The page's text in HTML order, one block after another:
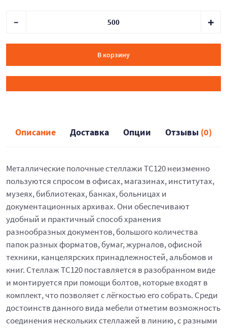
В корзину
Описание Доставка Опции Отзывы (0)
Металлические полочные стеллажи ТС120 неизменно
пользуются спросом в офисах, магазинах, институтах,
музеях, библиотеках, банках, больницах и
документационных архивах. Они обеспечивают
удобный и практичный способ хранения
разнообразных документов, большого количества
папок разных форматов, бумаг, журналов, офисной
техники, канцелярских принадлежностей, альбомов и
книг. Стеллаж ТС120 поставляется в разобранном виде
и монтируется при помощи болтов, которые входят в
комплект, что позволяет с лёгкостью его собрать. Среди
достоинств данного вида мебели отметим возможность
соединения нескольких стеллажей в линию, с разными